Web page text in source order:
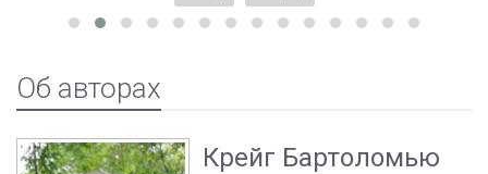
Об авторах
Крейг Бартоломью